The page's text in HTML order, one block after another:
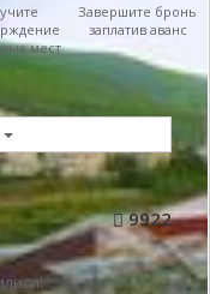
мест
Завершите бронь
заплатив аванс
9922